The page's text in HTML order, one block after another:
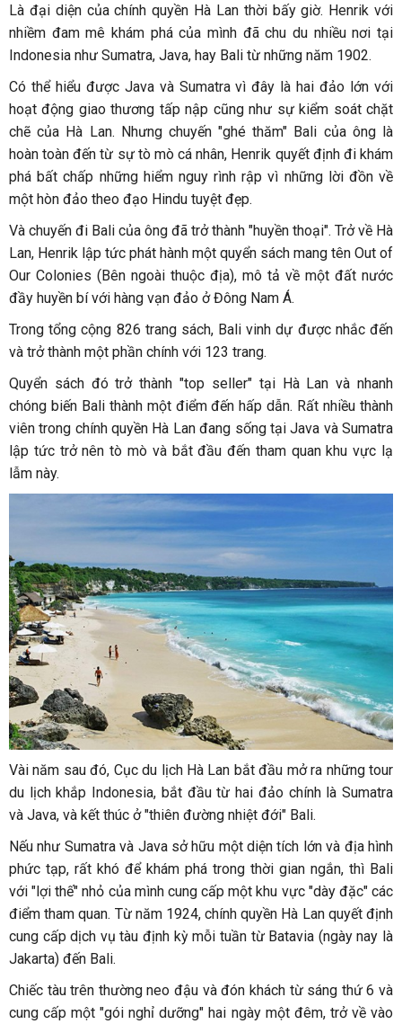
Là đại diện của chính quyền Hà Lan thời bấy giờ. Henrik với
nhiềm đam mê khám phá của mình đã chu du nhiều nơi tại
Indonesia như Sumatra, Java, hay Bali từ những năm 1902.
Có thể hiểu được Java và Sumatra vì đây là hai đảo lớn với
hoạt động giao thương tấp nập cũng như sự kiểm soát chặt
chẽ của Hà Lan. Nhưng chuyến "ghé thăm" Bali của ông là
hoàn toàn đến từ sự tò mò cá nhân, Henrik quyết định đi khám
phá bất chấp những hiểm nguy rình rập vì những lời đồn về
một hòn đảo theo đạo Hindu tuyệt đẹp.
Và chuyến đi Bali của ông đã trở thành "huyền thoại". Trở về Hà
Lan, Henrik lập tức phát hành một quyển sách mang tên Out of
Our Colonies (Bên ngoài thuộc địa), mô tả về một đất nước
đầy huyền bí với hàng vạn đảo ở Đông Nam Á.
Trong tổng cộng 826 trang sách, Bali vinh dự được nhắc đến
và trở thành một phần chính với 123 trang.
Quyển sách đó trở thành "top seller" tại Hà Lan và nhanh
chóng biến Bali thành một điểm đến hấp dẫn. Rất nhiều thành
viên trong chính quyền Hà Lan đang sống tại Java và Sumatra
lập tức trở nên tò mò và bắt đầu đến tham quan khu vực lạ
lẫm này.
Vài năm sau đó, Cục du lịch Hà Lan bắt đầu mở ra những tour
du lịch khắp Indonesia, bắt đầu từ hai đảo chính là Sumatra
và Java, và kết thúc ở "thiên đường nhiệt đới" Bali.
Nếu như Sumatra và Java sở hữu một diện tích lớn và địa hình
phức tạp, rất khó để khám phá trong thời gian ngắn, thì Bali
với "lợi thế" nhỏ của mình cung cấp một khu vực "dày đặc" các
điểm tham quan. Từ năm 1924, chính quyền Hà Lan quyết định
cung cấp dịch vụ tàu định kỳ mỗi tuần từ Batavia (ngày nay là
Jakarta) đến Bali.
Chiếc tàu trên thường neo đậu và đón khách từ sáng thứ 6 và
cung cấp một "gói nghỉ dưỡng" hai ngày một đêm, trở về vào